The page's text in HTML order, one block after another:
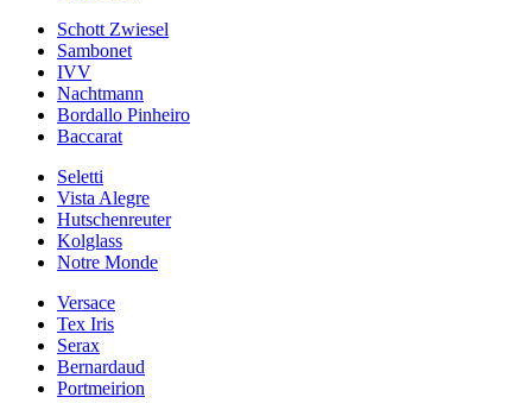
Schott Zwiesel
Sambonet
IVV
Nachtmann
Bordallo Pinheiro
Baccarat
Seletti
Vista Alegre
Hutschenreuter
Kolglass
Notre Monde
Versace
Tex Iris
Serax
Bernardaud
Portmeirion